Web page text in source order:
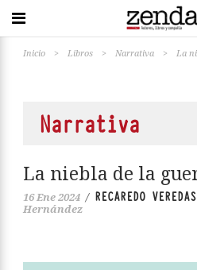
Inicio > Libros > Narrativa > La
Narrativa
La niebla de la
16 Ene 2024 / RECAREDO VEREDAS
Hernández